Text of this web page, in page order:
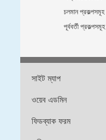
চলমান প্রকল্পসমূহ
পূর্ববর্তী প্রকল্পসমূহ
সাইট ম্যাপ
ওয়েব এডমিন
ফিডব্যাক ফরম